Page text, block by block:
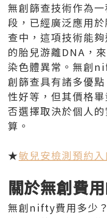
無創篩查技術作為
段，已經廣泛應用
查中，這項技術能
的胎兒游離DNA，
染色體異常。無創
創篩查具有諸多優
性好等，但其價格
否選擇取決於個人
算。
★敏兒安檢測預約入
關於無創費
無創nifty費用多少